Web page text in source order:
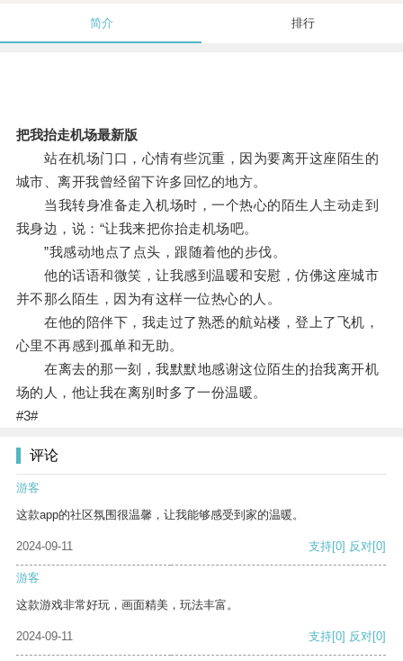
简介 排行
把我抬走机场最新版
站在机场门口，心情有些沉重，因为要离开这座陌生的
城市、离开我曾经留下许多回忆的地方。
当我转身准备走入机场时，一个热心的陌生人主动走到
我身边，说：“让我来把你抬走机场吧。
”我感动地点了点头，跟随着他的步伐。
他的话语和微笑，让我感到温暖和安慰，仿佛这座城市
并不那么陌生，因为有这样一位热心的人。
在他的陪伴下，我走过了熟悉的航站楼，登上了飞机，
心里不再感到孤单和无助。
在离去的那一刻，我默默地感谢这位陌生的抬我离开机
场的人，他让我在离别时多了一份温暖。
#3#
评论
游客
这款app的社区氛围很温馨，让我能够感受到家的温暖。
2024-09-11 支持[0] 反对[0]
游客
这款游戏非常好玩，画面精美，玩法丰富。
2024-09-11 支持[0] 反对[0]